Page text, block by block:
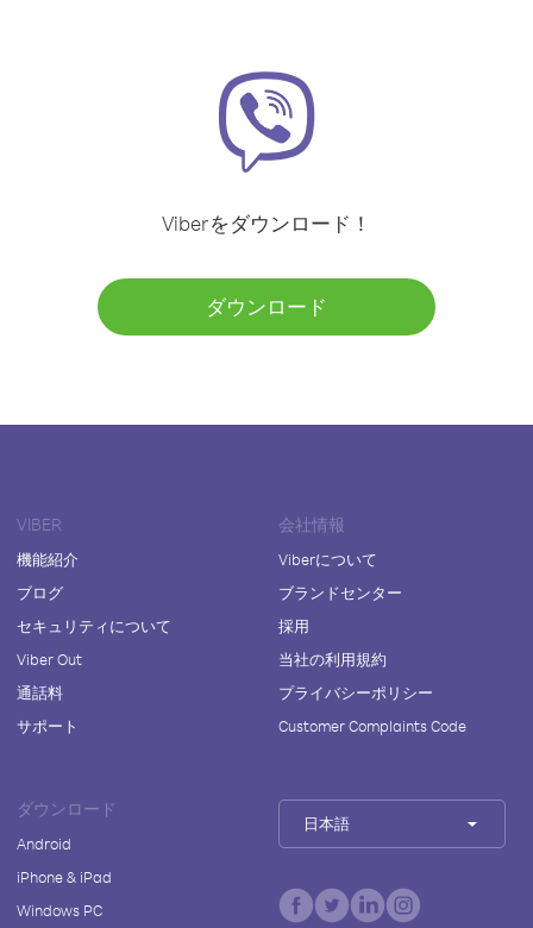
Viberをダウンロード！
ダウンロード
VIBER
機能紹介
ブログ
セキュリティについて
Viber Out
通話料
サポート
会社情報
Viberについて
ブランドセンター
採用
当社の利用規約
プライバシーポリシー
Customer Complaints Code
ダウンロード
Android
iPhone & iPad
Windows PC
日本語